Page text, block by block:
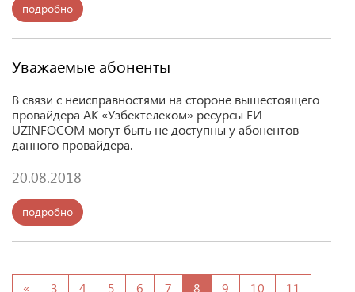
подробно
Уважаемые абоненты
В связи c неисправностями на стороне вышестоящего
провайдера АК «Узбектелеком» ресурсы ЕИ
UZINFOCOM могут быть не доступны у абонентов
данного провайдера.
20.08.2018
подробно
« 3 4 5 6 7 8 9 10
11